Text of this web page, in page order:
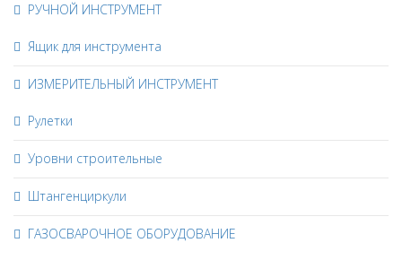
РУЧНОЙ ИНСТРУМЕНТ
Ящик для инструмента
ИЗМЕРИТЕЛЬНЫЙ ИНСТРУМЕНТ
Рулетки
Уровни строительные
Штангенциркули
ГАЗОСВАРОЧНОЕ ОБОРУДОВАНИЕ